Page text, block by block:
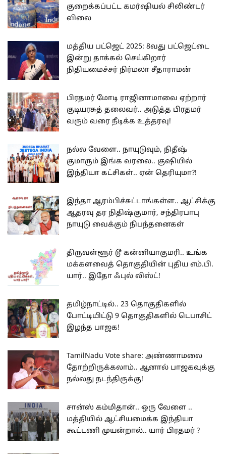
குறைக்கப்பட்ட கமர்ஷியல் சிலிண்டர்
விலை
மத்திய பட்ஜெட் 2025: 8வது பட்ஜெட்டை
இன்று தாக்கல் செய்கிறார்
நிதியமைச்சர் நிர்மலா சீதாராமன்
பிரதமர் மோடி ராஜினாமாவை ஏற்றார்
குடியரசுத் தலைவர்.. அடுத்த பிரதமர்
வரும் வரை நீடிக்க உத்தரவு!
நல்ல வேளை.. நாயுடுவும், நிதீஷ்
குமாரும் இங்க வரலை.. குஷியில்
இந்தியா கட்சிகள்.. ஏன் தெரியுமா?!
இந்தா ஆரம்பிச்சுட்டாங்கள்ள.. ஆட்சிக்கு
ஆதரவு தர நிதிஷ்குமார், சந்திரபாபு
நாயுடு வைக்கும் நிபந்தனைகள்
திருவள்ளூர் டூ கன்னியாகுமரி.. உங்க
மக்களவைத் தொகுதியின் புதிய எம்.பி.
யார்.. இதோ ஃபுல் லிஸ்ட்!
தமிழ்நாட்டில்.. 23 தொகுதிகளில்
போட்டியிட்டு 9 தொகுதிகளில் டெபாசிட்
இழந்த பாஜக!
TamilNadu Vote share: அண்ணாமலை
தோற்றிருக்கலாம்.. ஆனால் பாஜகவுக்கு
நல்லது நடந்திருக்கு!
சான்ஸ் கம்மிதான்.. ஒரு வேளை ..
மத்தியில் ஆட்சியமைக்க இந்தியா
கூட்டணி முயன்றால்.. யார் பிரதமர் ?